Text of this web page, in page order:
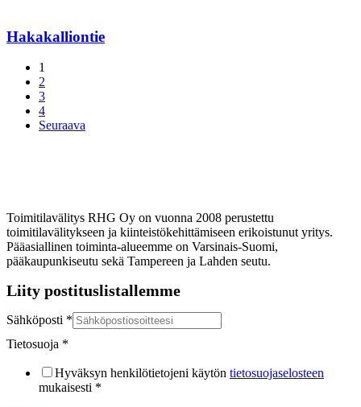
Hakakalliontie
1
2
3
4
Seuraava
Toimitilavälitys RHG Oy on vuonna 2008 perustettu
toimitilavälitykseen ja kiinteistökehittämiseen erikoistunut yritys.
Pääasiallinen toiminta-alueemme on Varsinais-Suomi,
pääkaupunkiseutu sekä Tampereen ja Lahden seutu.
Liity postituslistallemme
Sähköposti *
Tietosuoja *
Hyväksyn henkilötietojeni käytön tietosuojaselosteen
mukaisesti *